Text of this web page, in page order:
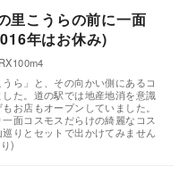
里こうらの前に一面
年はお休み)
RX100m4
ら」と、その向かい側にあるコ
た。道の駅では地産地消を意識
お店もオープンしていました。
面コスモスだらけの綺麗なコス
りとセットで出かけてみません
)